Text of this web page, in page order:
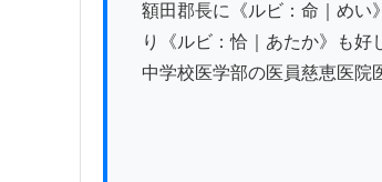
額田郡長に《ルビ：命｜めい
り《ルビ：恰｜あたか》も好
中学校医学部の医員慈恵医院